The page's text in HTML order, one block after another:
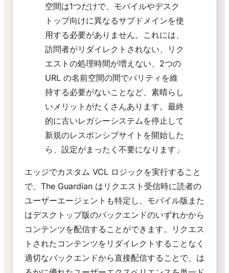
空間は1つだけで、モバイルやデスク
トップ向けに異なるサブドメインを使
用する必要がありません。これには、
訪問者がリダイレクトされない、リク
エストの処理時間が増えない、2つの
URL の名前空間の間でパリティを維
持する必要がないことなど、素晴らし
いメリットがたくさんあります。最終
的に古いレガシーシステムを停止して
新規のレスポンシブサイトを開始した
ら、設定がまったく不要になります」
エッジでカスタム VCL ロジックを実行すること
で、The Guardian はリクエスト受信時に読者の
ユーザーエージェントも特定し、モバイル版また
はデスクトップ版のバックエンドのいずれかから
コンテンツを配信することができます。リクエス
トされたコンテンツをリダイレクトすることなく
適切なバックエンドから直接配信することで、は